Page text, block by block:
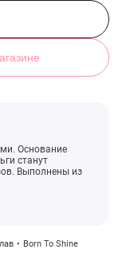
Основание
станут
Выполнены из
Born To Shine
47909) ♡